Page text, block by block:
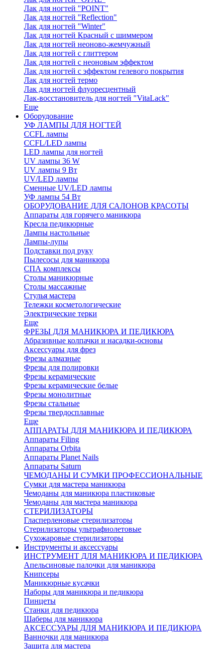
Лак для ногтей "POINT"
Лак для ногтей "Reflection"
Лак для ногтей "Winter"
Лак для ногтей Красный с шиммером
Лак для ногтей неоново-жемчужный
Лак для ногтей с глиттером
Лак для ногтей с неоновым эффектом
Лак для ногтей с эффектом гелевого покрытия
Лак для ногтей термо
Лак для ногтей флуоресцентный
Лак-восстановитель для ногтей "VitaLack"
Еще
Оборудование
УФ ЛАМПЫ ДЛЯ НОГТЕЙ
CCFL лампы
CCFL/LED лампы
LED лампы для ногтей
UV лампы 36 W
UV лампы 9 Вт
UV/LED лампы
Сменные UV/LED лампы
УФ лампы 54 Вт
ОБОРУДОВАНИЕ ДЛЯ САЛОНОВ КРАСОТЫ
Аппараты для горячего маникюра
Кресла педикюрные
Лампы настольные
Лампы-лупы
Подставки под руку
Пылесосы для маникюра
СПА комплексы
Столы маникюрные
Столы массажные
Стулья мастера
Тележки косметологические
Электрические терки
Еще
ФРЕЗЫ ДЛЯ МАНИКЮРА И ПЕДИКЮРА
Абразивные колпачки и насадки-основы
Аксессуары для фрез
Фрезы алмазные
Фрезы для полировки
Фрезы керамические
Фрезы керамические белые
Фрезы монолитные
Фрезы стальные
Фрезы твердосплавные
Еще
АППАРАТЫ ДЛЯ МАНИКЮРА И ПЕДИКЮРА
Аппараты Filing
Аппараты Orbita
Аппараты Planet Nails
Аппараты Saturn
ЧЕМОДАНЫ И СУМКИ ПРОФЕССИОНАЛЬНЫЕ
Сумки для мастера маникюра
Чемоданы для маникюра пластиковые
Чемоданы для мастера маникюра
СТЕРИЛИЗАТОРЫ
Гласперленовые стерилизаторы
Стерилизаторы ультрафиолетовые
Сухожаровые стерилизаторы
Инструменты и аксессуары
ИНСТРУМЕНТ ДЛЯ МАНИКЮРА И ПЕДИКЮРА
Апельсиновые палочки для маникюра
Книпсеры
Маникюрные кусачки
Наборы для маникюра и педикюра
Пинцеты
Станки для педикюра
Шаберы для маникюра
АКСЕССУАРЫ ДЛЯ МАНИКЮРА И ПЕДИКЮРА
Ванночки для маникюра
Защита для мастера